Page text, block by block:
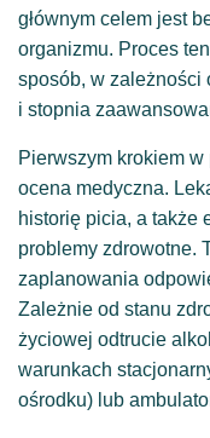
głównym celem jest
organizmu. Proces
sposób, w zależności
i stopnia
Pierwszym krokiem w
ocena medyczna.
historię picia, a także
problemy zdrowotne.
zaplanowania
Zależnie od stanu
życiowej odtrucie
warunkach
ośrodku) lub